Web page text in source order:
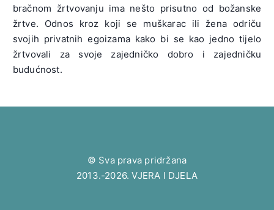
bračnom žrtvovanju ima nešto prisutno od božanske
žrtve. Odnos kroz koji se muškarac ili žena odriču
svojih privatnih egoizama kako bi se kao jedno tijelo
žrtvovali za svoje zajedničko dobro i zajedničku
budućnost.
© Sva prava pridržana
2013.-2026. VJERA I DJELA